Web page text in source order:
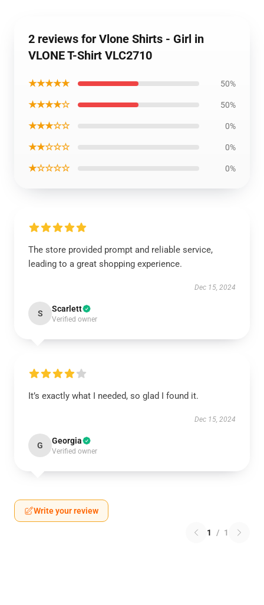
2 reviews for Vlone Shirts - Girl in
VLONE T-Shirt VLC2710
★★★★★ 50%
★★★★☆ 50%
★★★☆☆ 0%
★★☆☆☆ 0%
★☆☆☆☆ 0%
The store provided prompt and reliable service,
leading to a great shopping experience.
Dec 15, 2024
S Scarlett
Verified owner
It’s exactly what I needed, so glad I found it.
Dec 15, 2024
G Georgia
Verified owner
Write your review
1 / 1